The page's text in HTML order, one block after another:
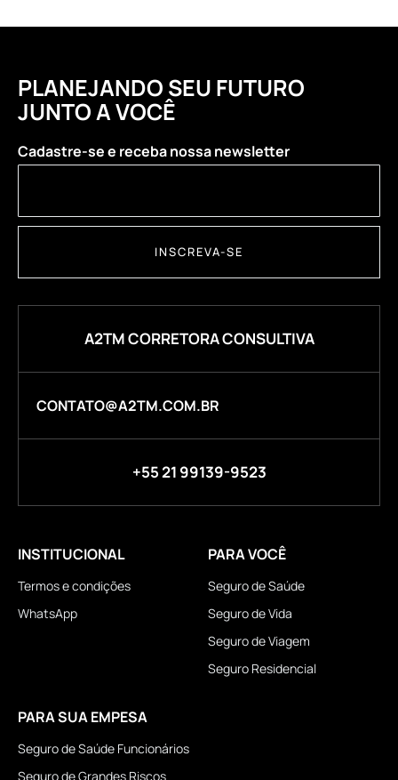
PLANEJANDO SEU FUTURO
JUNTO A VOCÊ
Cadastre-se e receba nossa newsletter
INSCREVA-SE
A2TM CORRETORA CONSULTIVA
CONTATO@A2TM.COM.BR
+55 21 99139-9523
INSTITUCIONAL
Termos e condições
WhatsApp
PARA VOCÊ
Seguro de Saúde
Seguro de Vida
Seguro de Viagem
Seguro Residencial
PARA SUA EMPESA
Seguro de Saúde Funcionários
Seguro de Grandes Riscos